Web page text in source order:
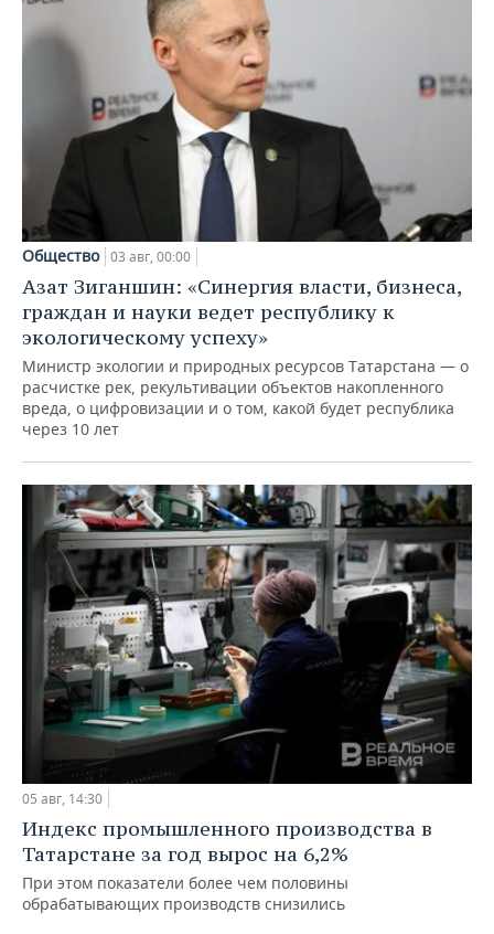
Общество 03 авг, 00:00
Азат Зиганшин: «Синергия власти, бизнеса,
граждан и науки ведет республику к
экологическому успеху»
Министр экологии и природных ресурсов Татарстана — о
расчистке рек, рекультивации объектов накопленного
вреда, о цифровизации и о том, какой будет республика
через 10 лет
05 авг, 14:30
Индекс промышленного производства в
Татарстане за год вырос на 6,2%
При этом показатели более чем половины
обрабатывающих производств снизились